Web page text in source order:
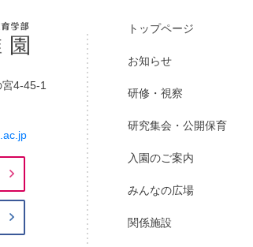
4-45-1
トップページ
お知らせ
研修・視察
研究集会・公開保育
入園のご案内
みんなの広場
関係施設